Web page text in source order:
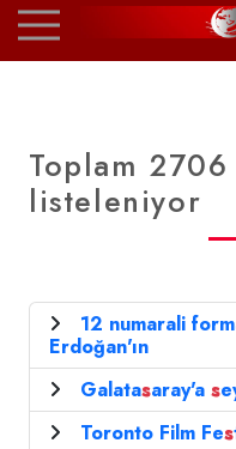
Toplam
listeleniyor
12 numarali
Erdoğan'ın
Galatasaray'a s
Toronto Film Fes